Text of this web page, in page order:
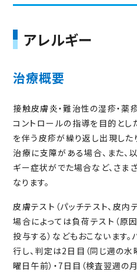
アレルギー
治療概要
接触皮膚炎・難治性の湿疹・薬
コントロールの指導を目的とし
を伴う皮疹が繰り返し出現した
治療に支障がある場合、また、
ギー症状がでた場合など、さま
なります。
皮膚テスト（パッチテスト、皮内
場合によっては負荷テスト（原
投与する）などもおこないます
行し、判定は2日目（同じ週の水
曜日午前）・7日目（検査翌週の